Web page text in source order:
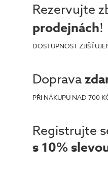
Rezervujte
prodejnách!
DOSTUPNOST
Doprava
PŘI NÁKUPU NAD 700
Registrujte
s 10%